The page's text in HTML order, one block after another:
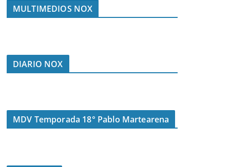
MULTIMEDIOS NOX
DIARIO NOX
MDV Temporada 18° Pablo Martearena